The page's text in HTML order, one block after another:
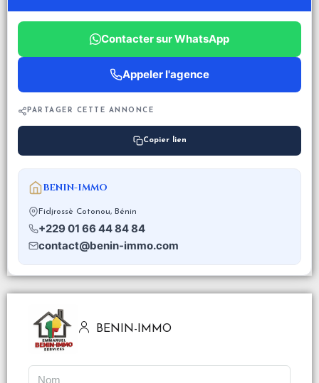
Contacter sur WhatsApp
Appeler l'agence
PARTAGER CETTE ANNONCE
Copier lien
BENIN-IMMO
Fidjrossè Cotonou, Bénin
+229 01 66 44 84 84
contact@benin-immo.com
BENIN-IMMO